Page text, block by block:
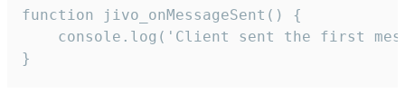
function jivo_onMessageSent() {
console.log('Client sent the first
}